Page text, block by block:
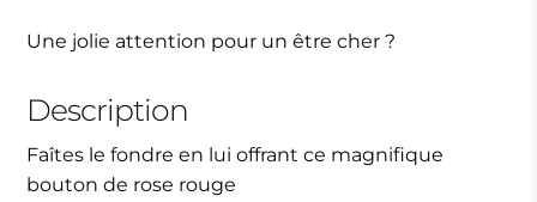
Une jolie attention pour un être cher ?
Description
Faîtes le fondre en lui offrant ce magnifique
bouton de rose rouge